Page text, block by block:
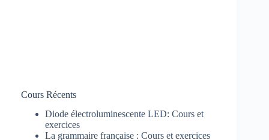
Cours Récents
Diode électroluminescente LED: Cours et
exercices
La grammaire française : Cours et exercices